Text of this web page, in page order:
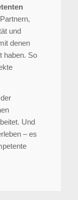
und
denen
haben. So
Und
– es